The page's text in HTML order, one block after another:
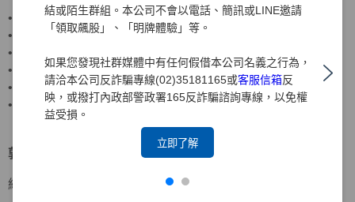
結或陌生群組。本公司不會以電話、簡訊或LINE邀請
「領取飆股」、「明牌體驗」等。
如果您發現社群媒體中有任何假借本公司名義之行為，
請洽本公司反詐騙專線(02)35181165或客服信箱反
映，或撥打內政部警政署165反詐騙諮詢專線，以免權
益受損。
立即了解
•
客思達-KY獨立董事
•
財團法人聖嚴教育基金會監察人
•
•
資誠聯合會計師事務所合夥會計師
•
普華國際財務顧問(股)公司董事長
•
中華民國北市會計師公會理事
郭炳伸 美國羅徹斯特大學經濟學博士
經歷